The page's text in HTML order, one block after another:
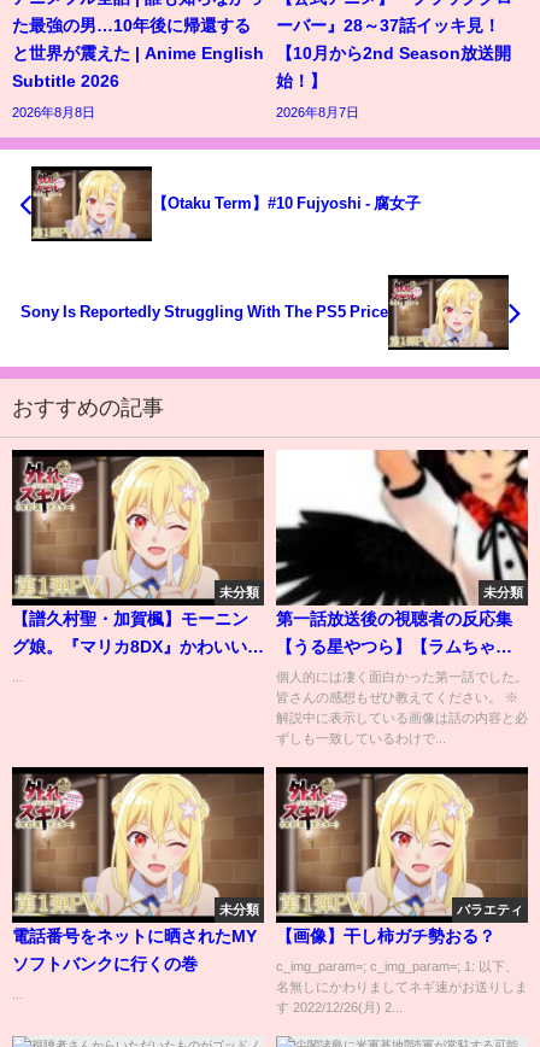
た最強の男…10年後に帰還する
と世界が震えた | Anime English
Subtitle 2026
2026年8月8日
ーバー』28～37話イッキ見！
【10月から2nd Season放送開
始！】
2026年8月7日
【Otaku Term】#10 Fujyoshi - 腐女子
Sony Is Reportedly Struggling With The PS5 Price
おすすめの記事
未分類
【譜久村聖・加賀楓】モーニン
グ娘。『マリカ8DX』かわいい場
未分類
第一話放送後の視聴者の反応集
【うる星やつら】【ラムちゃ
ん】
個人的には凄く面白かった第一話でした。
皆さんの感想もぜひ教えてください。 ※
解説中に表示している画像は話の内容と必
ずしも一致しているわけで...
未分類
電話番号をネットに晒されたMY
ソフトバンクに行くの巻
バラエティ
【画像】干し柿ガチ勢おる？
c_img_param=; c_img_param=; 1: 以下、
名無しにかわりましてネギ速がお送りしま
す 2022/12/26(月) 2...